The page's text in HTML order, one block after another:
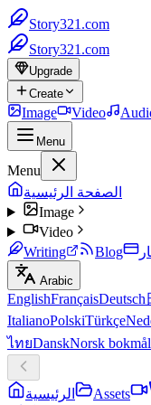
Story321.com
Story321.com
Upgrade
Create
Image Video
Menu
Menu
الصفحة الرئيسية
Image
Video
Writing
Blog
Arabic
EnglishFrançaisDeutsch
ItalianoPolskiTürkçe
ไทยDanskNorsk bokmål
الرئيسية Assets